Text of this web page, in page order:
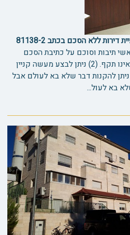
ללא הסכם בכתב 81138-2
תיבות וסוכם על כתיבת הסכם
מפורט – ההסכם הראשון אינו תקף. (2) ניתן לבצע מעשה קניין
הלוואה. (3) לא ניתן להקנות דבר שלא בא לעולם אבל
בא לעול...